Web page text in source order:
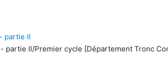
partie II
partie II/Premier cycle [Département Tronc